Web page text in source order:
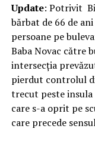
Update: Potrivit
bărbat de 66 de
persoane pe
Baba Novac către
intersecţia
pierdut controlul
trecut peste
care s-a oprit pe
care precede